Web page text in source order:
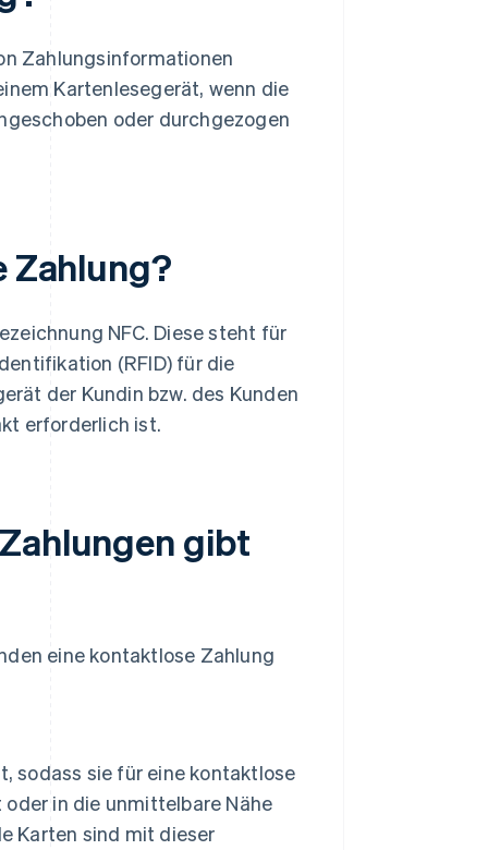
Zahlungsinformationen
Kartenlesegerät, wenn die
oder durchgezogen
Zahlung?
NFC. Diese steht für
(RFID) für die
der Kundin bzw. des Kunden
erforderlich ist.
gibt
eine kontaktlose Zahlung
sodass sie für eine kontaktlose
in die unmittelbare Nähe
Karten sind mit dieser